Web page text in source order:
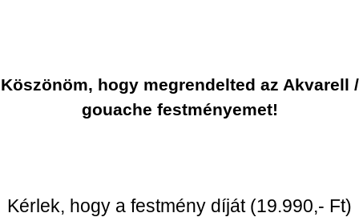
Köszönöm, hogy megrendelted az Akvarell /
gouache festményemet!
Kérlek, hogy a festmény díját (19.990,- Ft)